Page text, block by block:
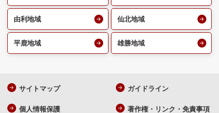
由利地域 仙北地域
平鹿地域 雄勝地域
サイトマップ ガイドライン
個人情報保護 著作権・リンク・免責事項